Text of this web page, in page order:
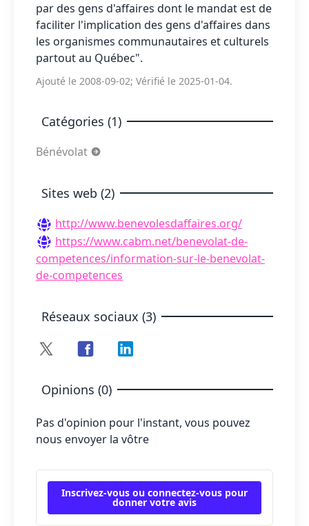
par des gens d'affaires dont le mandat est de
faciliter l'implication des gens d'affaires dans
les organismes communautaires et culturels
partout au Québec".
Ajouté le 2008-09-02; Vérifié le 2025-01-04.
Catégories (1)
Bénévolat
Sites web (2)
http://www.benevolesdaffaires.org/
https://www.cabm.net/benevolat-de-
competences/information-sur-le-benevolat-
de-competences
Réseaux sociaux (3)
Opinions (0)
Pas d'opinion pour l'instant, vous pouvez
nous envoyer la vôtre
Inscrivez-vous ou connectez-vous pour
donner votre avis